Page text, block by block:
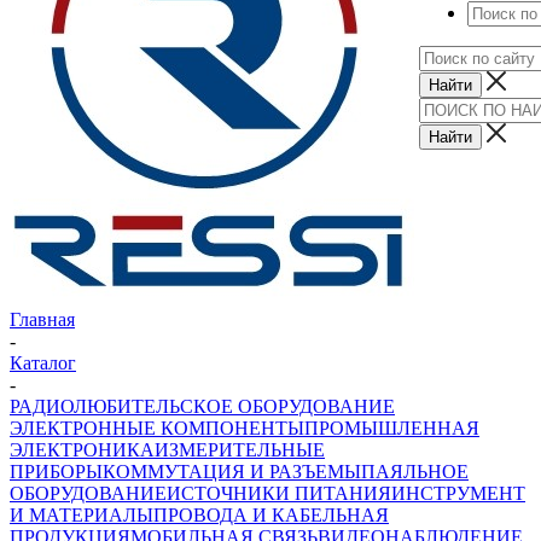
Главная
-
Каталог
-
РАДИОЛЮБИТЕЛЬСКОЕ ОБОРУДОВАНИЕ
ЭЛЕКТРОННЫЕ КОМПОНЕНТЫПРОМЫШЛЕННАЯ
ЭЛЕКТРОНИКАИЗМЕРИТЕЛЬНЫЕ
ПРИБОРЫКОММУТАЦИЯ И РАЗЪЕМЫПАЯЛЬНОЕ
ОБОРУДОВАНИЕИСТОЧНИКИ ПИТАНИЯИНСТРУМЕНТ
И МАТЕРИАЛЫПРОВОДА И КАБЕЛЬНАЯ
ПРОДУКЦИЯМОБИЛЬНАЯ СВЯЗЬВИДЕОНАБЛЮДЕНИЕ